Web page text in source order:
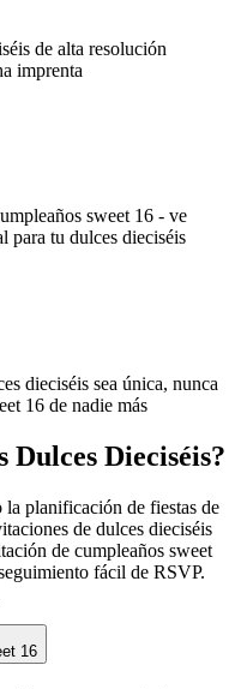
de alta resolución
imprenta
sweet 16 - ve
para tu dulces dieciséis
dieciséis sea única, nunca
16 de nadie más
Dieciséis?
la planificación de fiestas de
de dulces dieciséis
de cumpleaños sweet
fácil de RSVP.
16